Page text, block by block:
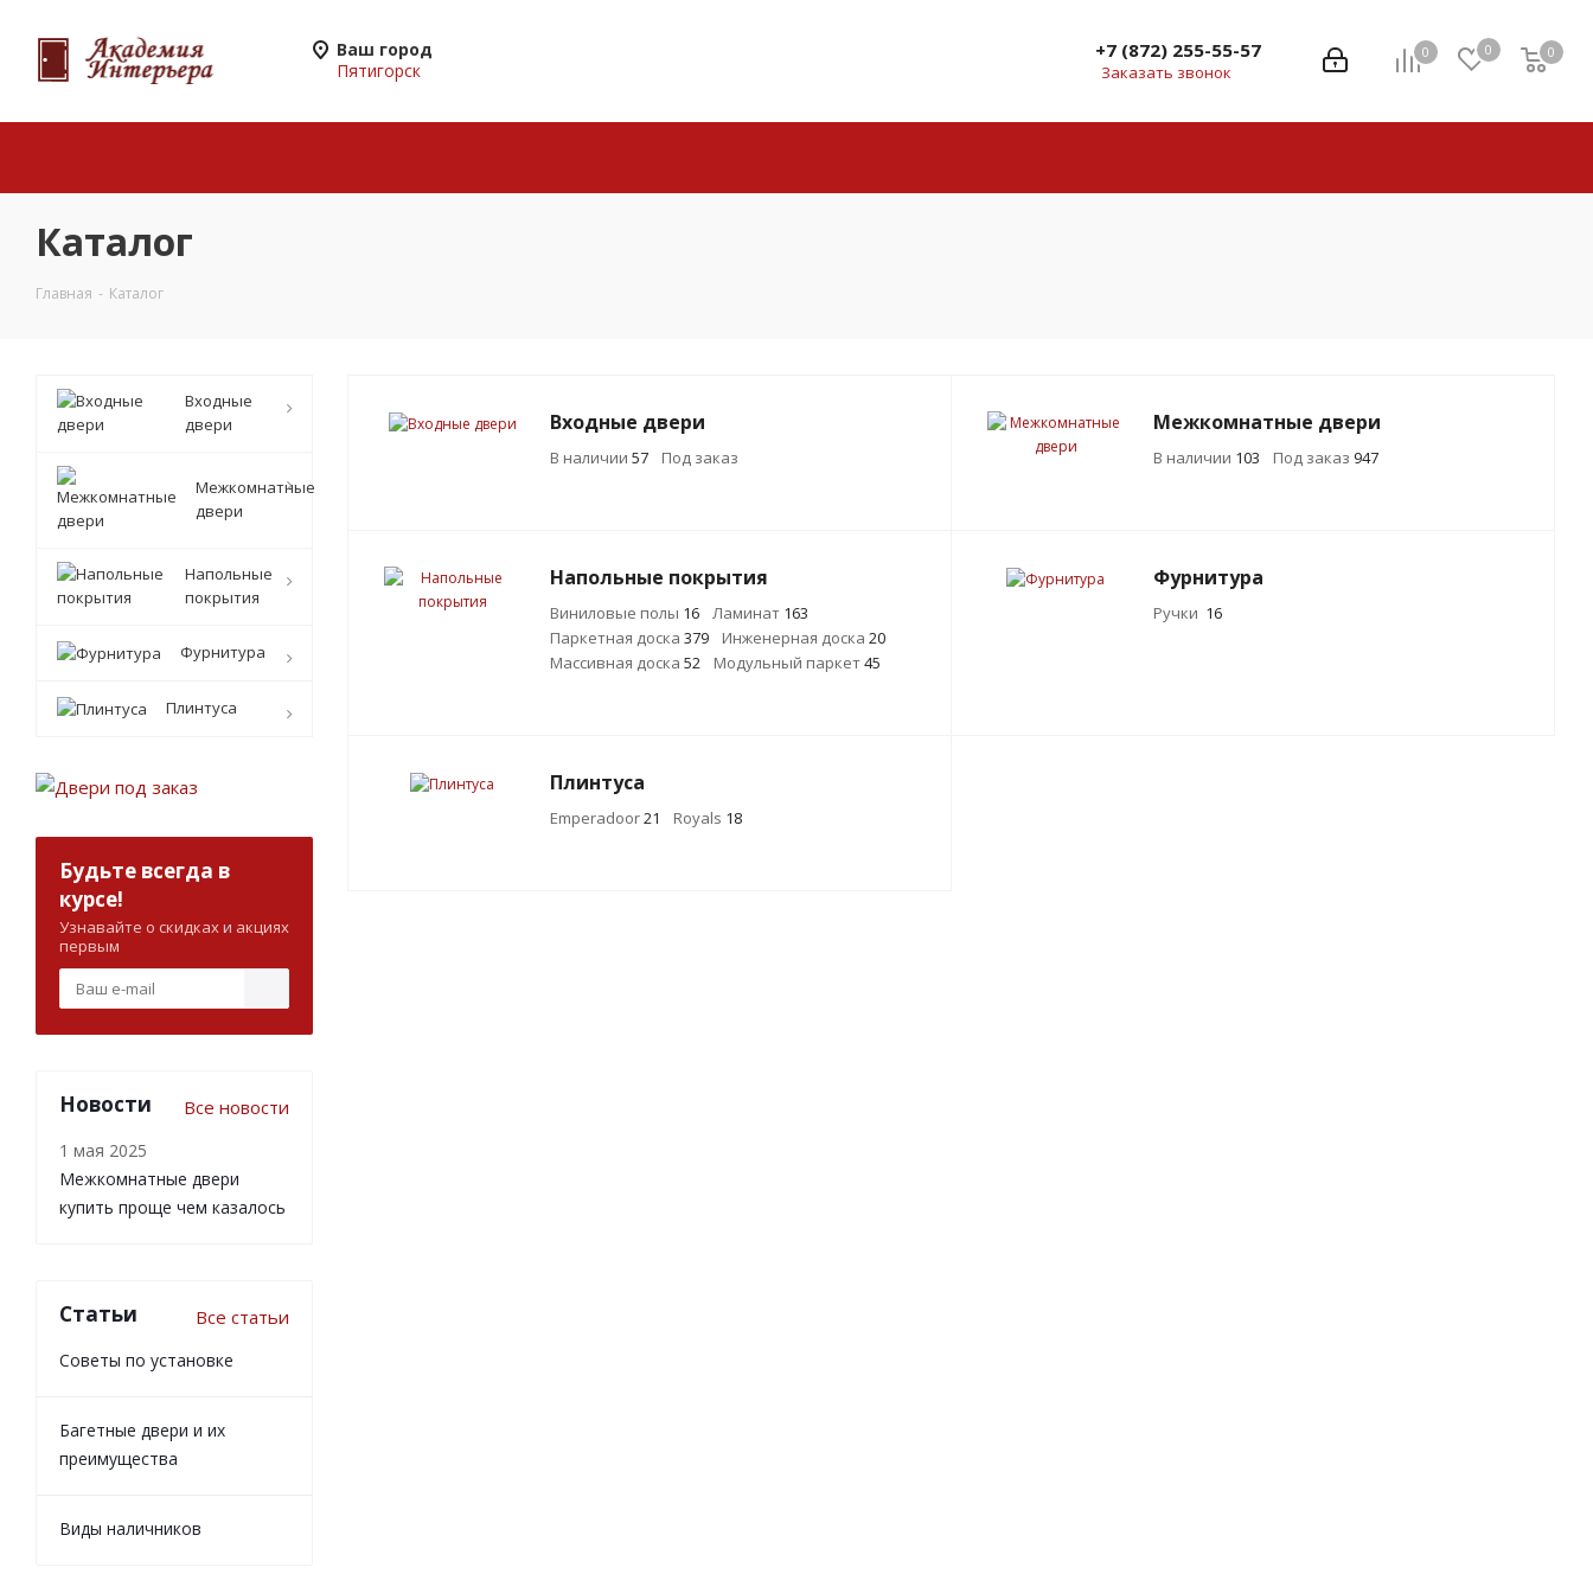
Ваш город
Пятигорск
0 0 0
0
+7 (872) 255-55-57
Заказать звонок
Каталог
Главная - Каталог
Входные двери
В наличии 57 Под заказ
Межкомнатные двери
В наличии 103 Под заказ 947
Напольные покрытия
Виниловые полы 16 Ламинат 163
Паркетная доска 379 Инженерная доска 20
Массивная доска 52 Модульный паркет45
Фурнитура
Ручки 16
Плинтуса
Emperadoor21 Royals 18
Входные
двери
Межкомнатные
двери
Напольные
покрытия
Фурнитура
Плинтуса
Будьте всегда в
курсе!
Узнавайте о скидках и акциях
первым
Новости Все новости
1 мая 2025
Межкомнатные двери
купить проще чем казалось
Статьи Все статьи
Советы по установке
Багетные двери и их
преимущества
Виды наличников